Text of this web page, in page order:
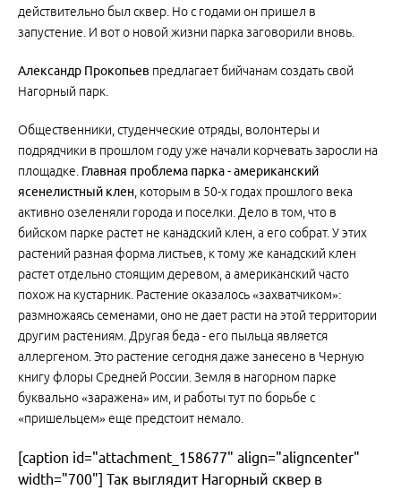
действительно был сквер. Но с годами он пришел в
запустение. И вот о новой жизни парка заговорили вновь.
Александр Прокопьев предлагает бийчанам создать свой
Нагорный парк.
Общественники, студенческие отряды, волонтеры и
подрядчики в прошлом году уже начали корчевать заросли на
площадке. Главная проблема парка - американский
ясенелистный клен , которым в 50-х годах прошлого века
активно озеленяли города и поселки. Дело в том, что в
бийском парке растет не канадский клен, а его собрат. У этих
растений разная форма листьев, к тому же канадский клен
растет отдельно стоящим деревом, а американский часто
похож на кустарник. Растение оказалось «захватчиком»:
размножаясь семенами, оно не дает расти на этой территории
другим растениям. Другая беда - его пыльца является
аллергеном. Это растение сегодня даже занесено в Черную
книгу флоры Средней России. Земля в нагорном парке
буквально «заражена» им, и работы тут по борьбе с
«пришельцем» еще предстоит немало.
[caption id="attachment_158677" align="aligncenter"
width="700"] Так выглядит Нагорный сквер в